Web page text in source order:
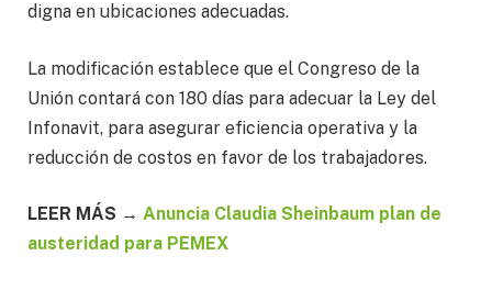
digna en ubicaciones adecuadas.
La modificación establece que el Congreso de la
Unión contará con 180 días para adecuar la Ley del
Infonavit, para asegurar eficiencia operativa y la
reducción de costos en favor de los trabajadores.
LEER MÁS → Anuncia Claudia Sheinbaum plan de
austeridad para PEMEX